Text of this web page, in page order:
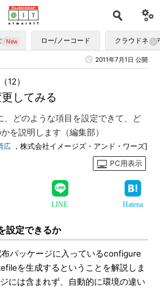
かす ロー/ノーコード クラウドネイ
2011年7月1日 公開
してみる
12）
どのような項目を設定できて、ど
を説明します（編集部）
広 ，株式会社イメージズ・アンド・ワーズ]
PC用表示
LINE Hatena
設定できるか
パッケージに入っているconfigure
を生成するということを解説しま
には含まれず、自動的に環境の違い